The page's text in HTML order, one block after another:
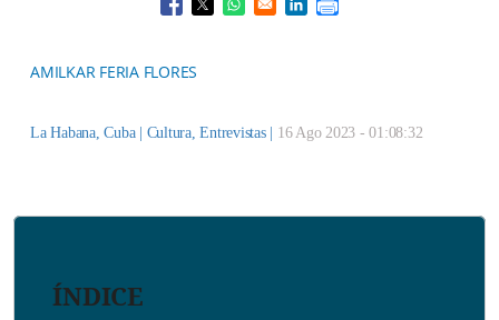
Opens in a new window
Opens in a new window
Opens in a new window
Opens in a new window
AMILKAR FERIA FLORES
Cultura,Entrevistas 16 Ago 2023 - 01:08:32
ÍNDICE